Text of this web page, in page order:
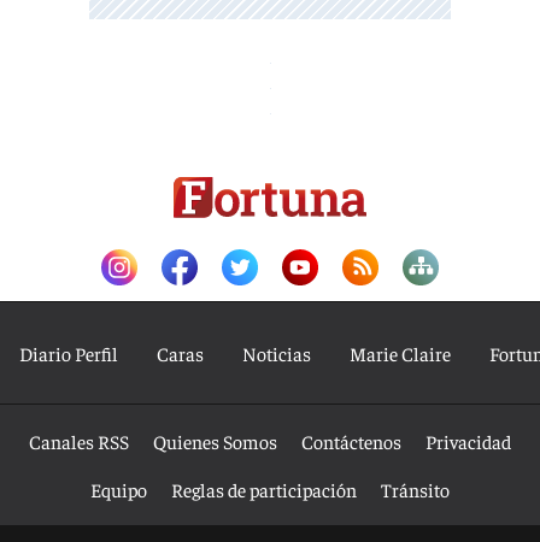
Diario Perfil Caras Noticias Marie Claire
Canales RSS Quienes Somos Contáctenos
Privacidad
Equipo
Reglas de participación Tránsito